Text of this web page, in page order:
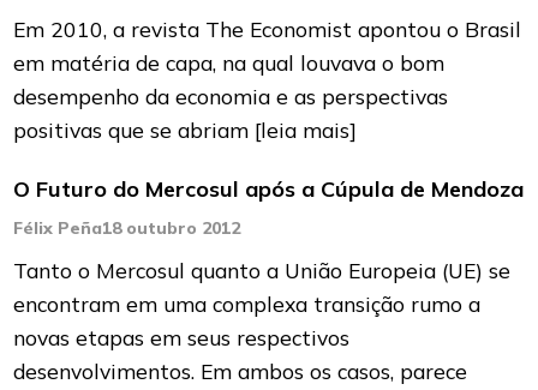
Em 2010, a revista The Economist apontou o Brasil
em matéria de capa, na qual louvava o bom
desempenho da economia e as perspectivas
positivas que se abriam [leia mais]
O Futuro do Mercosul após a Cúpula de Mendoza
Félix Peña18 outubro 2012
Tanto o Mercosul quanto a União Europeia (UE) se
encontram em uma complexa transição rumo a
novas etapas em seus respectivos
desenvolvimentos. Em ambos os casos, parece